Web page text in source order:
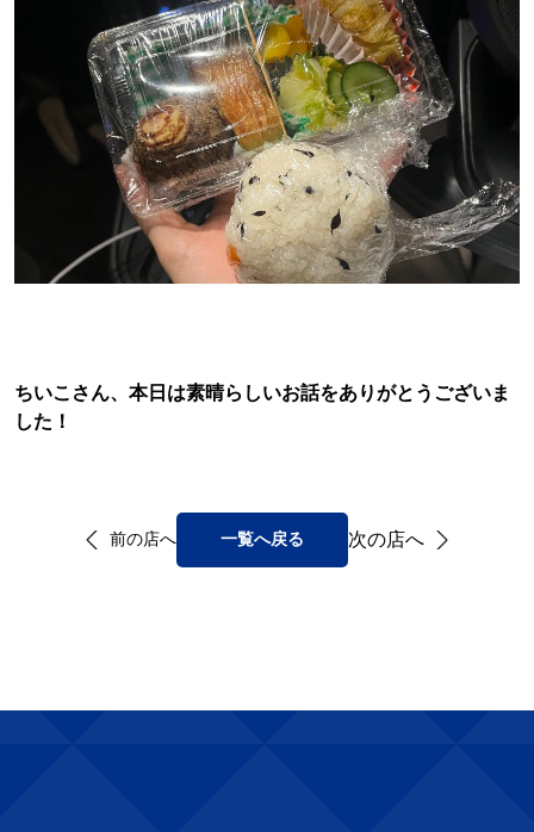
ちいこさん、本日は素晴らしいお話をありがとうございま
した！
前の店へ 一覧へ戻る 次の店へ